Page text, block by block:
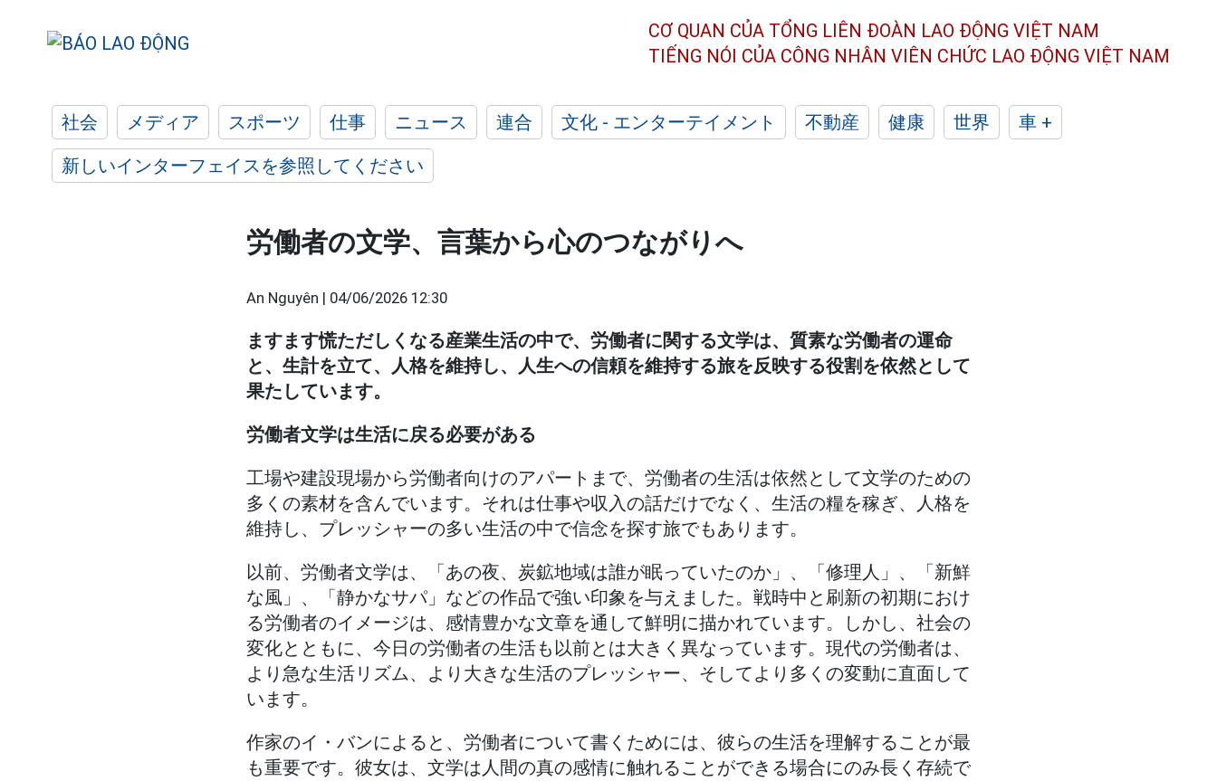
CƠ QUAN CỦA TỔNG LIÊN ĐOÀN LAO ĐỘNG VIỆT NAM
TIẾNG NÓI CỦA CÔNG NHÂN VIÊN CHỨC LAO ĐỘNG VIỆT NAM
社会 メディア スポーツ 仕事 ニュース 連合 文化 - エンターテイメント 不動産 健康 世界
車 +
新しいインターフェイスを参照してください
労働者の文学、言葉から心のつながりへ
An Nguyên | 04/06/2026 12:30
ますます慌ただしくなる産業生活の中で、労働者に関する文学は、質素な労働者の運命
と、生計を立て、人格を維持し、人生への信頼を維持する旅を反映する役割を依然として
果たしています。
労働者文学は生活に戻る必要がある
工場や建設現場から労働者向けのアパートまで、労働者の生活は依然として文学のための
多くの素材を含んでいます。それは仕事や収入の話だけでなく、生活の糧を稼ぎ、人格を
維持し、プレッシャーの多い生活の中で信念を探す旅でもあります。
以前、労働者文学は、「あの夜、炭鉱地域は誰が眠っていたのか」、「修理人」、「新鮮
な風」、「静かなサパ」などの作品で強い印象を与えました。戦時中と刷新の初期におけ
る労働者のイメージは、感情豊かな文章を通して鮮明に描かれています。しかし、社会の
変化とともに、今日の労働者の生活も以前とは大きく異なっています。現代の労働者は、
より急な生活リズム、より大きな生活のプレッシャー、そしてより多くの変動に直面して
います。
作家のイ・バンによると、労働者について書くためには、彼らの生活を理解することが最
も重要です。彼女は、文学は人間の真の感情に触れることができる場合にのみ長く存続で